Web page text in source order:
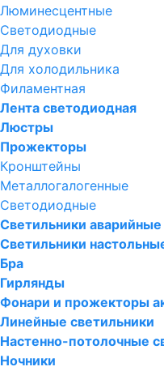
Люминесцентные
Светодиодные
Для духовки
Для холодильника
Филаментная
Лента светодиодная
Люстры
Прожекторы
Кронштейны
Металлогалогенные
Светодиодные
Светильники аварийные
Светильники
Бра
Гирлянды
Фонари и прожекторы
Линейные светильники
Настенно-потолочные
Ночники